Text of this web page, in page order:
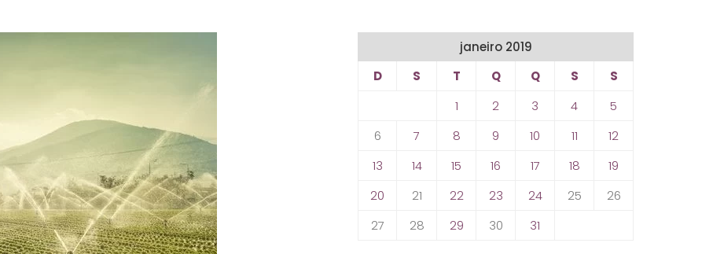
janeiro 2019
D
S T Q Q S
S
1
2 3 4
5
6
7 8 9 10 11
12
13
14 15 16 17 18
19
20
21 22 23 24 25
26
27
28 29 30 31